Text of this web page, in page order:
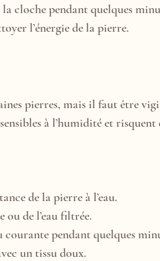
cloche pendant quelques
l’énergie de la pierre.
pierres, mais il faut être
à l’humidité et risquent
de la pierre à l’eau.
ou de l’eau filtrée.
courante pendant quelques
un tissu doux.